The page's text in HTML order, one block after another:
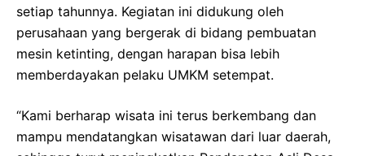
setiap tahunnya. Kegiatan ini didukung oleh
perusahaan yang bergerak di bidang pembuatan
mesin ketinting, dengan harapan bisa lebih
memberdayakan pelaku UMKM setempat.
“Kami berharap wisata ini terus berkembang dan
mampu mendatangkan wisatawan dari luar daerah,